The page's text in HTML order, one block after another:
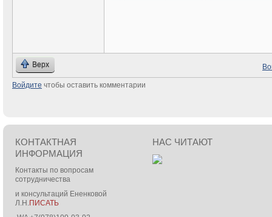
Верх
Войдите чтобы оставить комментарии
КОНТАКТНАЯ
ИНФОРМАЦИЯ
Контакты по вопросам
сотрудничества
и консультаций Ененковой
Л.Н.ПИСАТЬ
НАС ЧИТАЮТ